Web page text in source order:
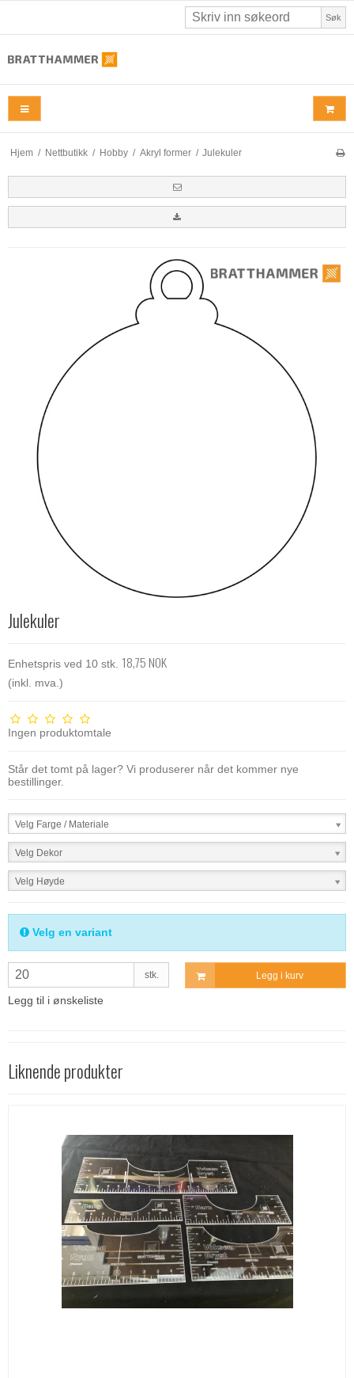
Søk
Hjem / Nettbutikk / Hobby / Akryl former / Julekuler
Julekuler
Enhetspris ved 10 stk. 18,75 NOK
(inkl. mva.)
Ingen produktomtale
Står det tomt på lager? Vi produserer når det kommer nye
bestillinger.
Velg Farge / Materiale
Velg Dekor
Velg Høyde
Velg en variant
stk. Legg i kurv
Legg til i ønskeliste
Liknende produkter